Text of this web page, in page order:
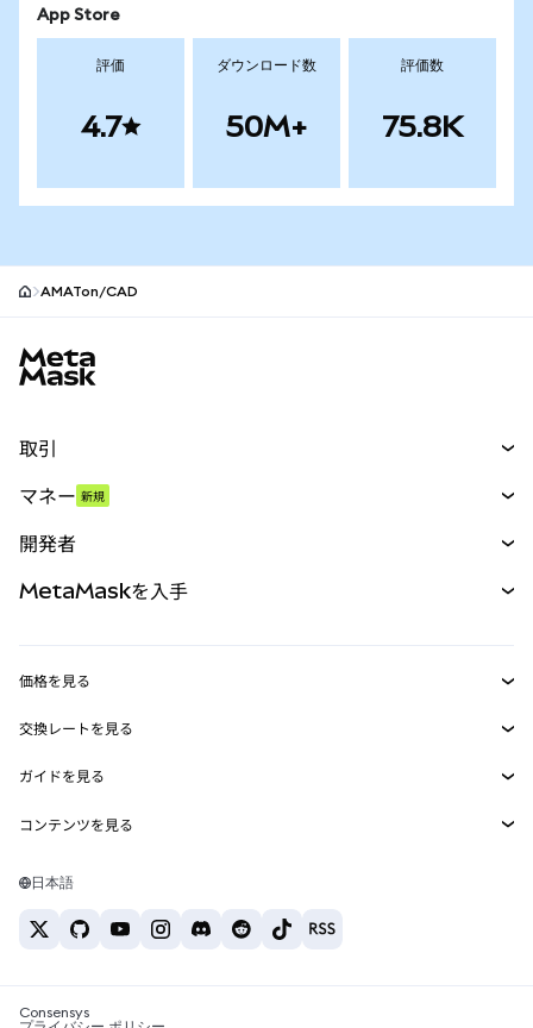
App Store
評価
4.7
ダウンロード数
50M+
評価数
75.8K
AMATon/CAD
取引
パーペチュアル
RWA
マネー 新規
開発者
MetaMask Connect
Snaps
Web3サービス
MetaMaskを入手
セキュリティ
サポート
キャリア
お問い合わせ
価格を見る
イーサリアムの価格
Solanaの価格
Tetherの価格
交換レートを見る
ETH→USD
USDT→INR
BTC→INR
ETH→USDT
ガイドを見る
ETHの購入
USDTの購入
SHIBの購入
コンテンツを見る
Solanaウォレット
税制関連ニュース
日本語
Consensys